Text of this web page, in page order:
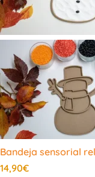
Bandeja sensorial
14,90€